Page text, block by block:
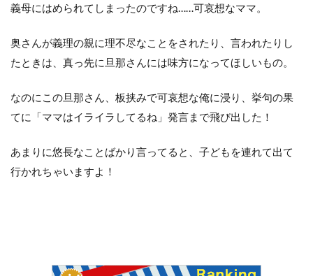
義母にはめられてしまったのですね……可哀想なママ。
奥さんが義理の親に理不尽なことをされたり、言われたりし
たときは、真っ先に旦那さんには味方になってほしいもの。
なのにこの旦那さん、板挟みで可哀想な俺に浸り、挙句の果
てに「ママはイライラしてるね」発言まで飛び出した！
あまりに悠長なことばかり言ってると、子どもを連れて出て
行かれちゃいますよ！